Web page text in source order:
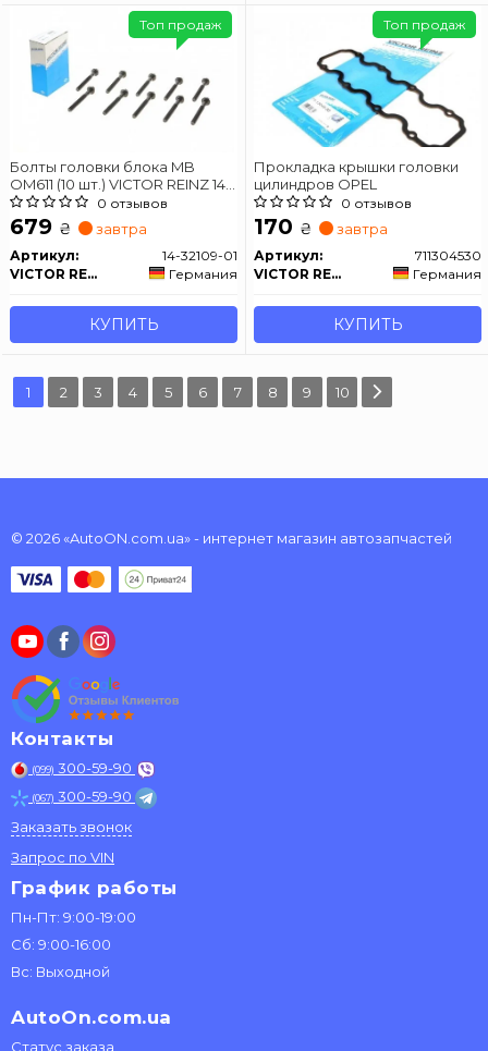
Болты головки блока MB
OM611 (10 шт.) VICTOR REINZ 14-
32109-01
0 отзывов
679 ₴ завтра
Артикул:
14-32109-01
VICTOR REINZ
Германия
КУПИТЬ
Топ продаж
Прокладка крышки головки
цилиндров OPEL
0 отзывов
170 ₴ завтра
Артикул:
711304530
VICTOR REINZ
Германия
КУПИТЬ
Топ продаж
1 2 3 4 5 6 7 8 9 10
© 2026 «AutoON.com.ua» - интернет магазин автозапчастей
Контакты
(099) 300-59-90
(067) 300-59-90
Заказать звонок
Запрос по VIN
График работы
Пн-Пт: 9:00-19:00
Сб: 9:00-16:00
Вс: Выходной
AutoOn.com.ua
Статус заказа